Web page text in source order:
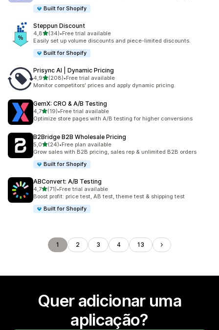
Built for Shopify
Steppun Discount
4,8de 5 estrelas
(34)
34 total de avaliações
•Free trial available
Easily set up volume discounts and piece-limited discounts.
Built for Shopify
Prisync AI | Dynamic Pricing
4,9de 5 estrelas
(208)
208 total de avaliações
•Free trial available
Monitor competitors' prices and apply dynamic pricing.
GemX: CRO & A/B Testing
4,7de 5 estrelas
(19)
19 total de avaliações
•Free trial available
Optimize store pages with A/B testing for higher conversions
B2Bridge B2B Wholesale Pricing
5,0de 5 estrelas
(24)
24 total de avaliações
•Free plan available
Grow sales with B2B pricing, sales rep & unlimited B2B orders
Built for Shopify
ABConvert: A/B Testing
4,7de 5 estrelas
(71)
71 total de avaliações
•Free trial available
Boost profit: price test, AB test, theme test & shipping test
Built for Shopify
1 2 3 4 13
Quer adicionar uma
aplicação?